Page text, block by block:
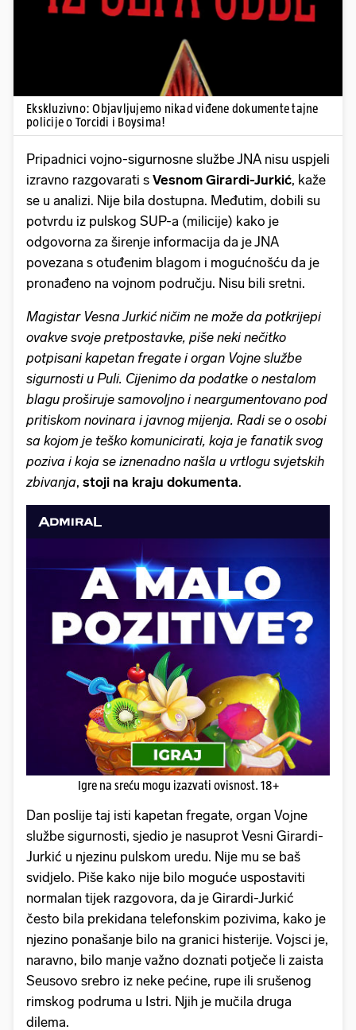
Ekskluzivno: Objavljujemo nikad viđene dokumente tajne
policije o Torcidi i Boysima!
Pripadnici vojno-sigurnosne službe JNA nisu uspjeli
izravno razgovarati s Vesnom Girardi-Jurkić, kaže
se u analizi. Nije bila dostupna. Međutim, dobili su
potvrdu iz pulskog SUP-a (milicije) kako je
odgovorna za širenje informacija da je JNA
povezana s otuđenim blagom i mogućnošću da je
pronađeno na vojnom području. Nisu bili sretni.
Magistar Vesna Jurkić ničim ne može da potkrijepi
ovakve svoje pretpostavke, piše neki nečitko
potpisani kapetan fregate i organ Vojne službe
sigurnosti u Puli. Cijenimo da podatke o nestalom
blagu proširuje samovoljno i neargumentovano pod
pritiskom novinara i javnog mijenja. Radi se o osobi
sa kojom je teško komunicirati, koja je fanatik svog
poziva i koja se iznenadno našla u vrtlogu svjetskih
zbivanja, stoji na kraju dokumenta.
Igre na sreću mogu izazvati ovisnost. 18+
Dan poslije taj isti kapetan fregate, organ Vojne
službe sigurnosti, sjedio je nasuprot Vesni Girardi-
Jurkić u njezinu pulskom uredu. Nije mu se baš
svidjelo. Piše kako nije bilo moguće uspostaviti
normalan tijek razgovora, da je Girardi-Jurkić
često bila prekidana telefonskim pozivima, kako je
njezino ponašanje bilo na granici histerije. Vojsci je,
naravno, bilo manje važno doznati potječe li zaista
Seusovo srebro iz neke pećine, rupe ili srušenog
rimskog podruma u Istri. Njih je mučila druga
dilema.